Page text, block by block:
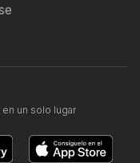
un solo lugar